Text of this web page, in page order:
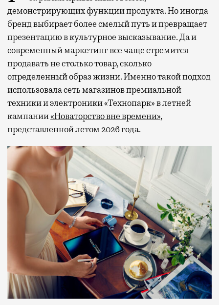
демонстрирующих функции продукта. Но иногда
бренд выбирает более смелый путь и превращает
презентацию в культурное высказывание. Да и
современный маркетинг все чаще стремится
продавать не столько товар, сколько
определенный образ жизни. Именно такой подход
использовала сеть магазинов премиальной
техники и электроники «Технопарк» в летней
кампании«Новаторство вне времени»,
представленной летом 2026 года.